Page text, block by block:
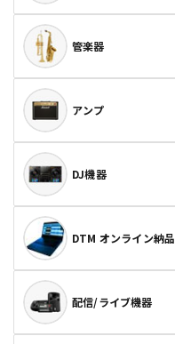
管楽器
アンプ
DJ機器
DTM オンライン納品
配信/ライブ機器